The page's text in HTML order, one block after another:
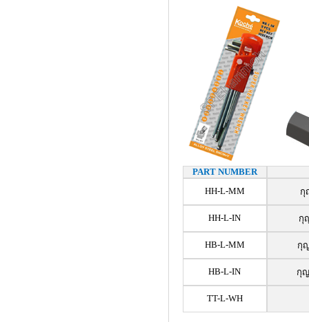
PART NUMBER
HH-L-MM
กุ
HH-L-IN กุ
HB-L-MM กุ
HB-L-IN กุ
TT-L-WH